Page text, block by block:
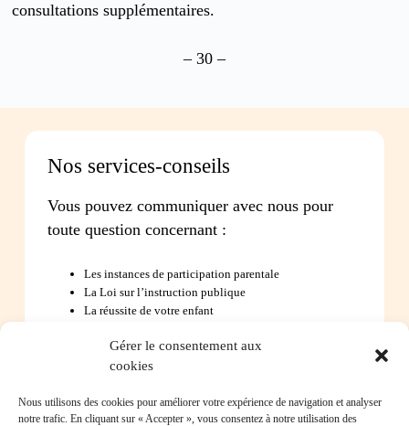
Gérer le consentement aux
cookies
Nous utilisons des cookies pour améliorer votre expérience de navigation et analyser
notre trafic. En cliquant sur « Accepter », vous consentez à notre utilisation des
consultations supplémentaires.
– 30 –
Nos services-conseils
Vous pouvez communiquer avec nous pour
toute question concernant :
Les instances de participation parentale
La Loi sur l’instruction publique
La réussite de votre enfant
Les problèmes de communication avec l’école
Contactez-nous